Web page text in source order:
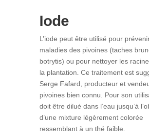
Iode
L’iode peut être utilisé pour
maladies des pivoines (taches
botrytis) ou pour nettoyer les
la plantation. Ce traitement est
Serge Fafard, producteur et
pivoines bien connu. Pour son
doit être dilué dans l’eau jusqu’à
d’une mixture légèrement colorée
ressemblant à un thé faible.